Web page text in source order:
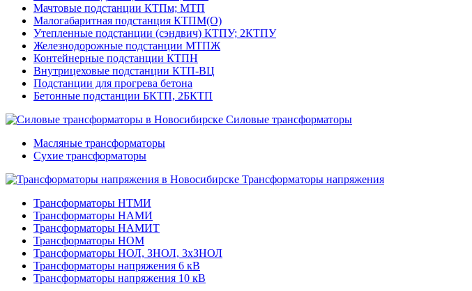
Мачтовые подстанции КТПм; МТП
Малогабаритная подстанция КТПМ(О)
Утепленные подстанции (сэндвич) КТПУ; 2КТПУ
Железнодорожные подстанции МТПЖ
Контейнерные подстанции КТПН
Внутрицеховые подстанции КТП-ВЦ
Подстанции для прогрева бетона
Бетонные подстанции БКТП, 2БКТП
Силовые трансформаторы
Масляные трансформаторы
Сухие трансформаторы
Трансформаторы напряжения
Трансформаторы НТМИ
Трансформаторы НАМИ
Трансформаторы НАМИТ
Трансформаторы НОМ
Трансформаторы НОЛ, ЗНОЛ, 3хЗНОЛ
Трансформаторы напряжения 6 кВ
Трансформаторы напряжения 10 кВ